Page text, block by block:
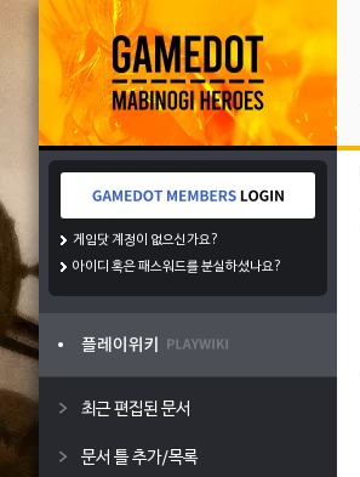
게임닷 계정이 없으신가요?
아이디 혹은 패스워드를 분실하셨나요?
최근 편집된 문서
문서 틀 추가/목록